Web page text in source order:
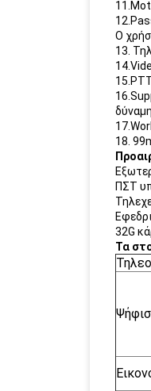
Ο
13.
18.
ΠΣΤ
32G
Τα